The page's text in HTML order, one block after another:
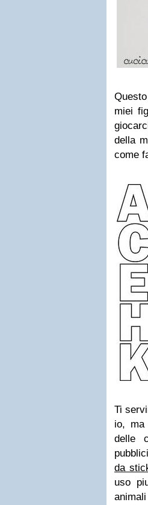
miei
della
come
Ti
io, ma
delle
da
uso